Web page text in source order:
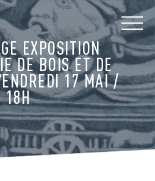
EXPOSITION
DE BOIS ET DE
17 MAI /
18H